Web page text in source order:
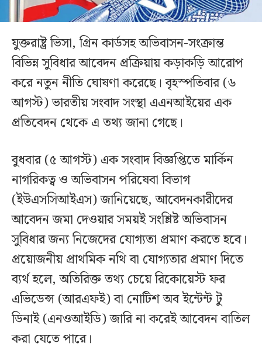
যুক্তরাষ্ট্র ভিসা, গ্রিন কার্ডসহ অভিবাসন-সংক্রান্ত
বিভিন্ন সুবিধার আবেদন প্রক্রিয়ায় কড়াকড়ি আরোপ
করে নতুন নীতি ঘোষণা করেছে। বৃহস্পতিবার (৬
আগস্ট) ভারতীয় সংবাদ সংস্থা এএনআইয়ের এক
প্রতিবেদন থেকে এ তথ্য জানা গেছে।
বুধবার (৫ আগস্ট) এক সংবাদ বিজ্ঞপ্তিতে মার্কিন
নাগরিকত্ব ও অভিবাসন পরিষেবা বিভাগ
(ইউএসসিআইএস) জানিয়েছে, আবেদনকারীদের
আবেদন জমা দেওয়ার সময়ই সংশ্লিষ্ট অভিবাসন
সুবিধার জন্য নিজেদের যোগ্যতা প্রমাণ করতে হবে।
প্রয়োজনীয় প্রাথমিক নথি বা যোগ্যতার প্রমাণ দিতে
ব্যর্থ হলে, অতিরিক্ত তথ্য চেয়ে রিকোয়েস্ট ফর
এভিডেন্স (আরএফই) বা নোটিশ অব ইন্টেন্ট টু
ডিনাই (এনওআইডি) জারি না করেই আবেদন বাতিল
করা যেতে পারে।